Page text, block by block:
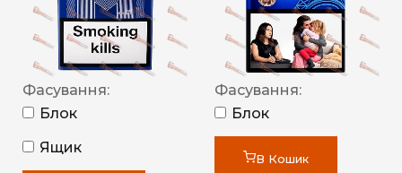
Фасування:
Блок
Ящик
Фасування:
Блок
В Кошик